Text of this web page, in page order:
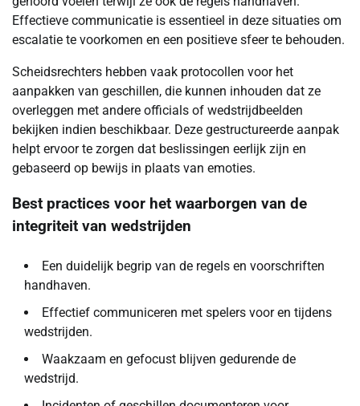
Effectieve communicatie is essentieel in deze situaties om
escalatie te voorkomen en een positieve sfeer te behouden.
Scheidsrechters hebben vaak protocollen voor het
aanpakken van geschillen, die kunnen inhouden dat ze
overleggen met andere officials of wedstrijdbeelden
bekijken indien beschikbaar. Deze gestructureerde aanpak
helpt ervoor te zorgen dat beslissingen eerlijk zijn en
gebaseerd op bewijs in plaats van emoties.
Best practices voor het waarborgen van de
integriteit van wedstrijden
Een duidelijk begrip van de regels en voorschriften
handhaven.
Effectief communiceren met spelers voor en tijdens
wedstrijden.
Waakzaam en gefocust blijven gedurende de
wedstrijd.